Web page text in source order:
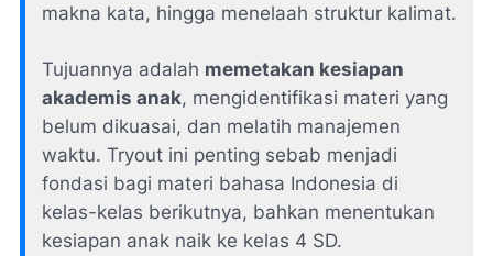
makna kata, hingga menelaah struktur kalimat.
Tujuannya adalah memetakan kesiapan
akademis anak, mengidentifikasi materi yang
belum dikuasai, dan melatih manajemen
waktu. Tryout ini penting sebab menjadi
fondasi bagi materi bahasa Indonesia di
kelas-kelas berikutnya, bahkan menentukan
kesiapan anak naik ke kelas 4 SD.